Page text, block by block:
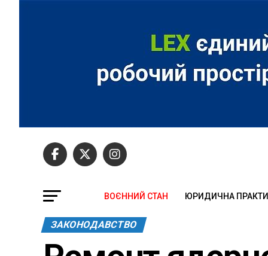
ВОЄННИЙ СТАН ЮРИДИЧНА
ЗАКОНОДАВСТВО